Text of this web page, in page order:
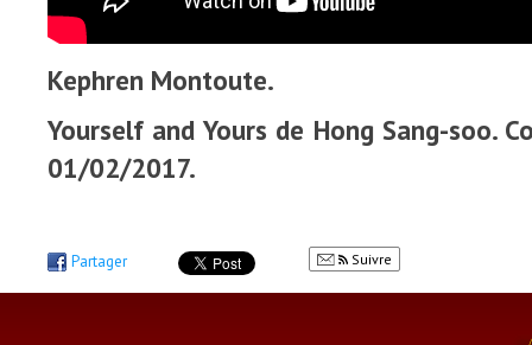
Kephren Montoute.
Yourself and Yours de Hong Sang-soo.
01/02/2017.
Partager Suivre